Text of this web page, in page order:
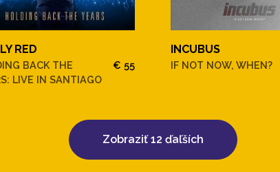
RED
BACK THE
LIVE IN SANTIAGO
€ 55
INCUBUS
IF NOT NOW, WHEN?
Zobraziť 12 ďaľších